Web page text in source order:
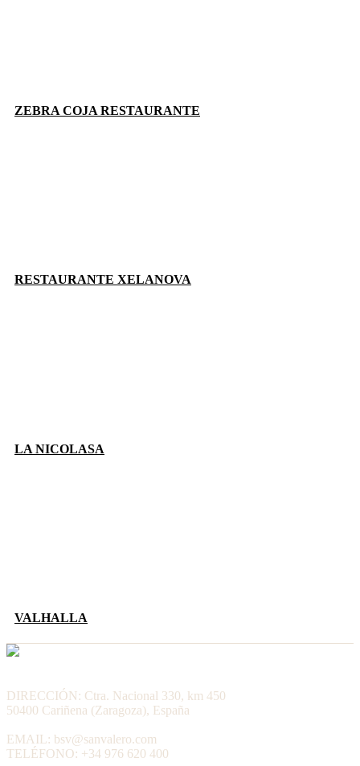
ZEBRA COJA RESTAURANTE
RESTAURANTE XELANOVA
LA NICOLASA
VALHALLA
DIRECCIÓN: Ctra. Nacional 330, km 450
50400 Cariñena (Zaragoza), España
EMAIL: bsv@sanvalero.com
TELÉFONO: +34 976 620 400